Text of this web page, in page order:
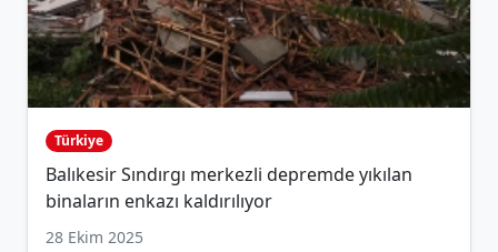
Türkiye
Balıkesir Sındırgı merkezli depremde yıkılan
binaların enkazı kaldırılıyor
28 Ekim 2025